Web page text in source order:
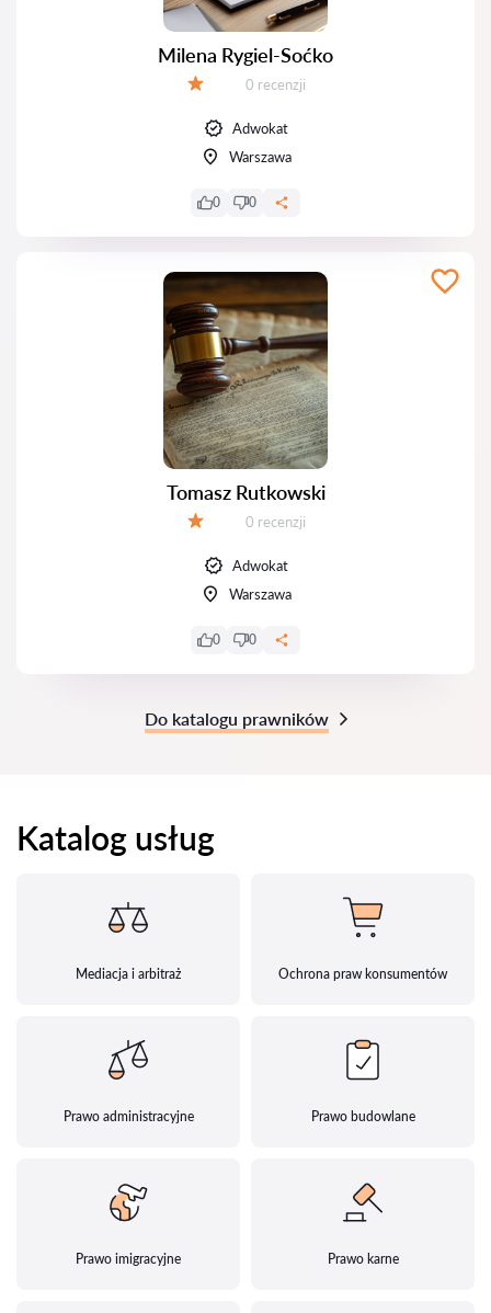
Milena Rygiel-Soćko
Recenzji:
0 recenzji
Adwokat
Warszawa
0 0
Tomasz Rutkowski
Recenzji:
0 recenzji
Adwokat
Warszawa
0 0
Do katalogu prawników
Katalog usług
Mediacja i arbitraż Ochrona praw konsumentów
Prawo administracyjne Prawo budowlane
Prawo imigracyjne Prawo karne